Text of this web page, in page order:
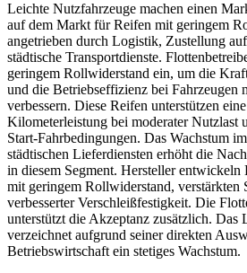
Leichte Nutzfahrzeuge machen einen
auf dem Markt für Reifen mit geringem
angetrieben durch Logistik, Zustellung
städtische Transportdienste.
geringem Rollwiderstand ein, um die
und die Betriebseffizienz bei Fahrzeugen
verbessern. Diese Reifen unterstützen eine
Kilometerleistung bei moderater Nutzlast
Start-Fahrbedingungen. Das Wachstum
städtischen Lieferdiensten erhöht die
in diesem Segment. Hersteller
mit geringem Rollwiderstand, verstärkten
verbesserter Verschleißfestigkeit. Die
unterstützt die Akzeptanz zusätzlich. Das
verzeichnet aufgrund seiner direkten
Betriebswirtschaft ein stetiges Wachstum.